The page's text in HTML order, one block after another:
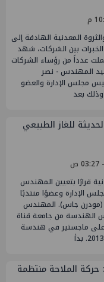
المعدنية الهادفة إلى
الخبرات بين الشركات، شهد
عدداً من رؤساء الشركات
المهندس - نصر
مجلس الإدارة والعضو
وذلك بعد
للغاز الطبيعي
قرارًا بتعيين المهندس
الإدارة وعضوًا منتدبًا
(مودرن جاس). المهندس
الهندسة من جامعة قناة
كما حصل على ماجستير في هندسة
الملاحة منتظمة